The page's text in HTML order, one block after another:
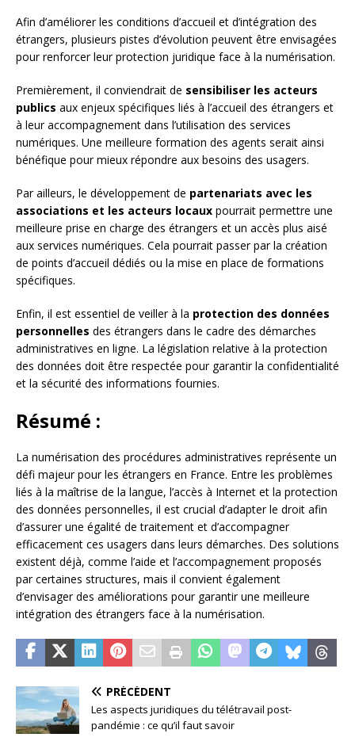
Afin d’améliorer les conditions d’accueil et d’intégration des
étrangers, plusieurs pistes d’évolution peuvent être envisagées
pour renforcer leur protection juridique face à la numérisation.
Premièrement, il conviendrait de sensibiliser les acteurs
publics aux enjeux spécifiques liés à l’accueil des étrangers et
à leur accompagnement dans l’utilisation des services
numériques. Une meilleure formation des agents serait ainsi
bénéfique pour mieux répondre aux besoins des usagers.
Par ailleurs, le développement de partenariats avec les
associations et les acteurs locaux pourrait permettre une
meilleure prise en charge des étrangers et un accès plus aisé
aux services numériques. Cela pourrait passer par la création
de points d’accueil dédiés ou la mise en place de formations
spécifiques.
Enfin, il est essentiel de veiller à la protection des données
personnelles des étrangers dans le cadre des démarches
administratives en ligne. La législation relative à la protection
des données doit être respectée pour garantir la confidentialité
et la sécurité des informations fournies.
Résumé :
La numérisation des procédures administratives représente un
défi majeur pour les étrangers en France. Entre les problèmes
liés à la maîtrise de la langue, l’accès à Internet et la protection
des données personnelles, il est crucial d’adapter le droit afin
d’assurer une égalité de traitement et d’accompagner
efficacement ces usagers dans leurs démarches. Des solutions
existent déjà, comme l’aide et l’accompagnement proposés
par certaines structures, mais il convient également
d’envisager des améliorations pour garantir une meilleure
intégration des étrangers face à la numérisation.
PRÉCÉDENT
Les aspects juridiques du télétravail post-
pandémie : ce qu’il faut savoir